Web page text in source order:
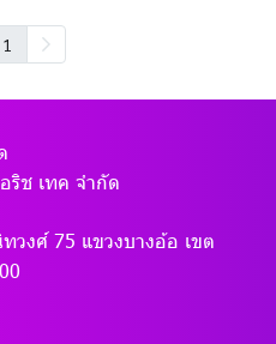
1
ช เทค จำกัด
วงศ์ 75 แขวงบางอ้อ เขต